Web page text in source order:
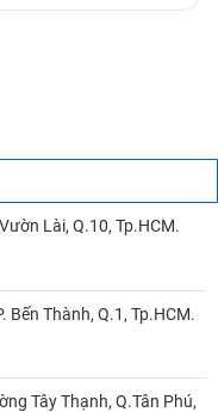
Lài, Q.10, Tp.HCM.
Bến Thành, Q.1, Tp.HCM.
Tây Thạnh, Q.Tân Phú,